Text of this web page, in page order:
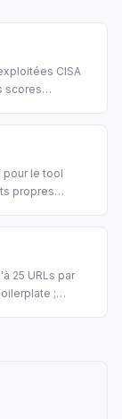
CISA
scores
sur les
par IA.
pour le tool
propres
25 URLs par
;